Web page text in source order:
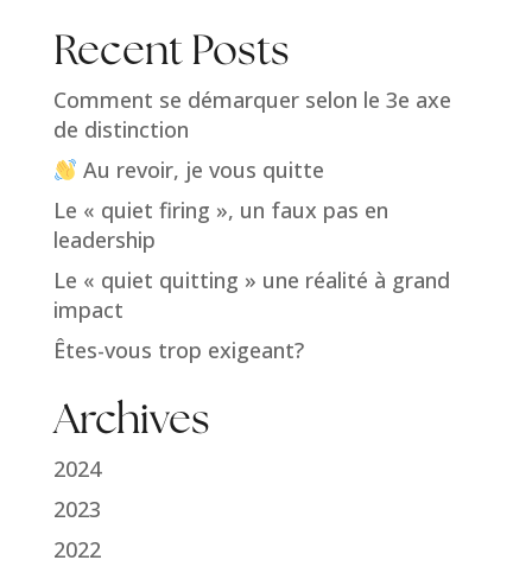
Recent Posts
Comment se démarquer selon le 3e axe
de distinction
Au revoir, je vous quitte
Le « quiet firing », un faux pas en
leadership
Le « quiet quitting » une réalité à grand
impact
Êtes-vous trop exigeant?
Archives
2024
2023
2022